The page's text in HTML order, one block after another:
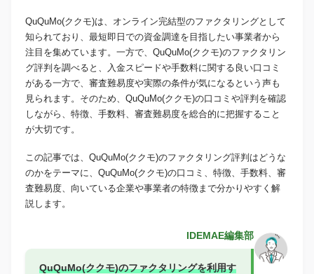
QuQuMo(ククモ)は、オンライン完結型のファクタリングとして
知られており、最短即日での資金調達を目指したい事業者から
注目を集めています。一方で、QuQuMo(ククモ)のファクタリン
グ評判を調べると、入金スピードや手数料に関する良い口コミ
がある一方で、審査難易度や実際の条件が気になるという声も
見られます。そのため、QuQuMo(ククモ)の口コミや評判を確認
しながら、特徴、手数料、審査難易度を総合的に把握すること
が大切です。
この記事では、QuQuMo(ククモ)のファクタリング評判はどうな
のかをテーマに、QuQuMo(ククモ)の口コミ、特徴、手数料、審
査難易度、向いている企業や事業者の特徴まで分かりやすく解
説します。
IDEMAE編集部
QuQuMo(ククモ)のファクタリングを利用す